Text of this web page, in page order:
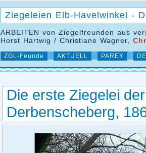
Ziegeleien Elb-Havelwinkel -
ARBEITEN von Ziegelfreunden aus
Horst Hartwig / Christiane Wagner,
ZGL-Feunde AKTUELL PAREY
Die erste Ziegelei
Derbenscheberg,